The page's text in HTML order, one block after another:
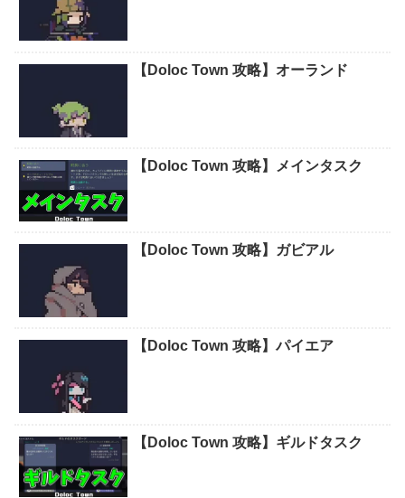
【Doloc Town 攻略】オーランド
【Doloc Town 攻略】メインタスク
【Doloc Town 攻略】ガビアル
【Doloc Town 攻略】パイエア
【Doloc Town 攻略】ギルドタスク